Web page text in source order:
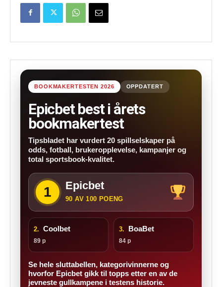
BOOKMAKERTESTEN 2026 OPPDATERT
Epicbet best i årets
bookmakertest
Tipsbladet har vurdert 20 spillselskaper på
odds, fotball, brukeropplevelse, kampanjer og
total sportsbook-kvalitet.
1 Epicbet
90 AV 100 POENG
2. Coolbet
89 p
3. BoaBet
84 p
Se hele sluttabellen, kategorivinnerne og
hvorfor Epicbet gikk til topps etter en av de
jevneste gullkampene i testens historie.